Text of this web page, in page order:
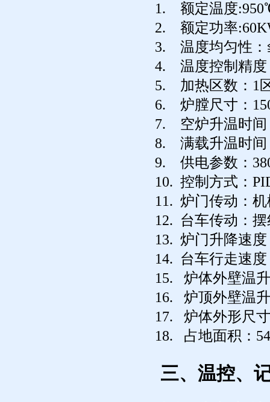
1. 额定温度
2. 额定功率
3. 温度均匀性
4. 温度控制精
5. 加热区数：1
6. 炉膛尺寸：
7. 空炉升温时间
8. 满载升温时间
9. 供电参数：
10. 控制方式：
11. 炉门传动：
12. 台车传动：
13. 炉门升降速
14. 台车行走速
15. 炉体外壁温
16. 炉顶外壁温
17. 炉体外形尺
18. 占地面积：
三、温控、